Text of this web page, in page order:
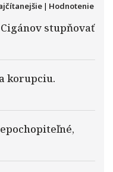
| Hodnotenie
stupňovať
korupciu.